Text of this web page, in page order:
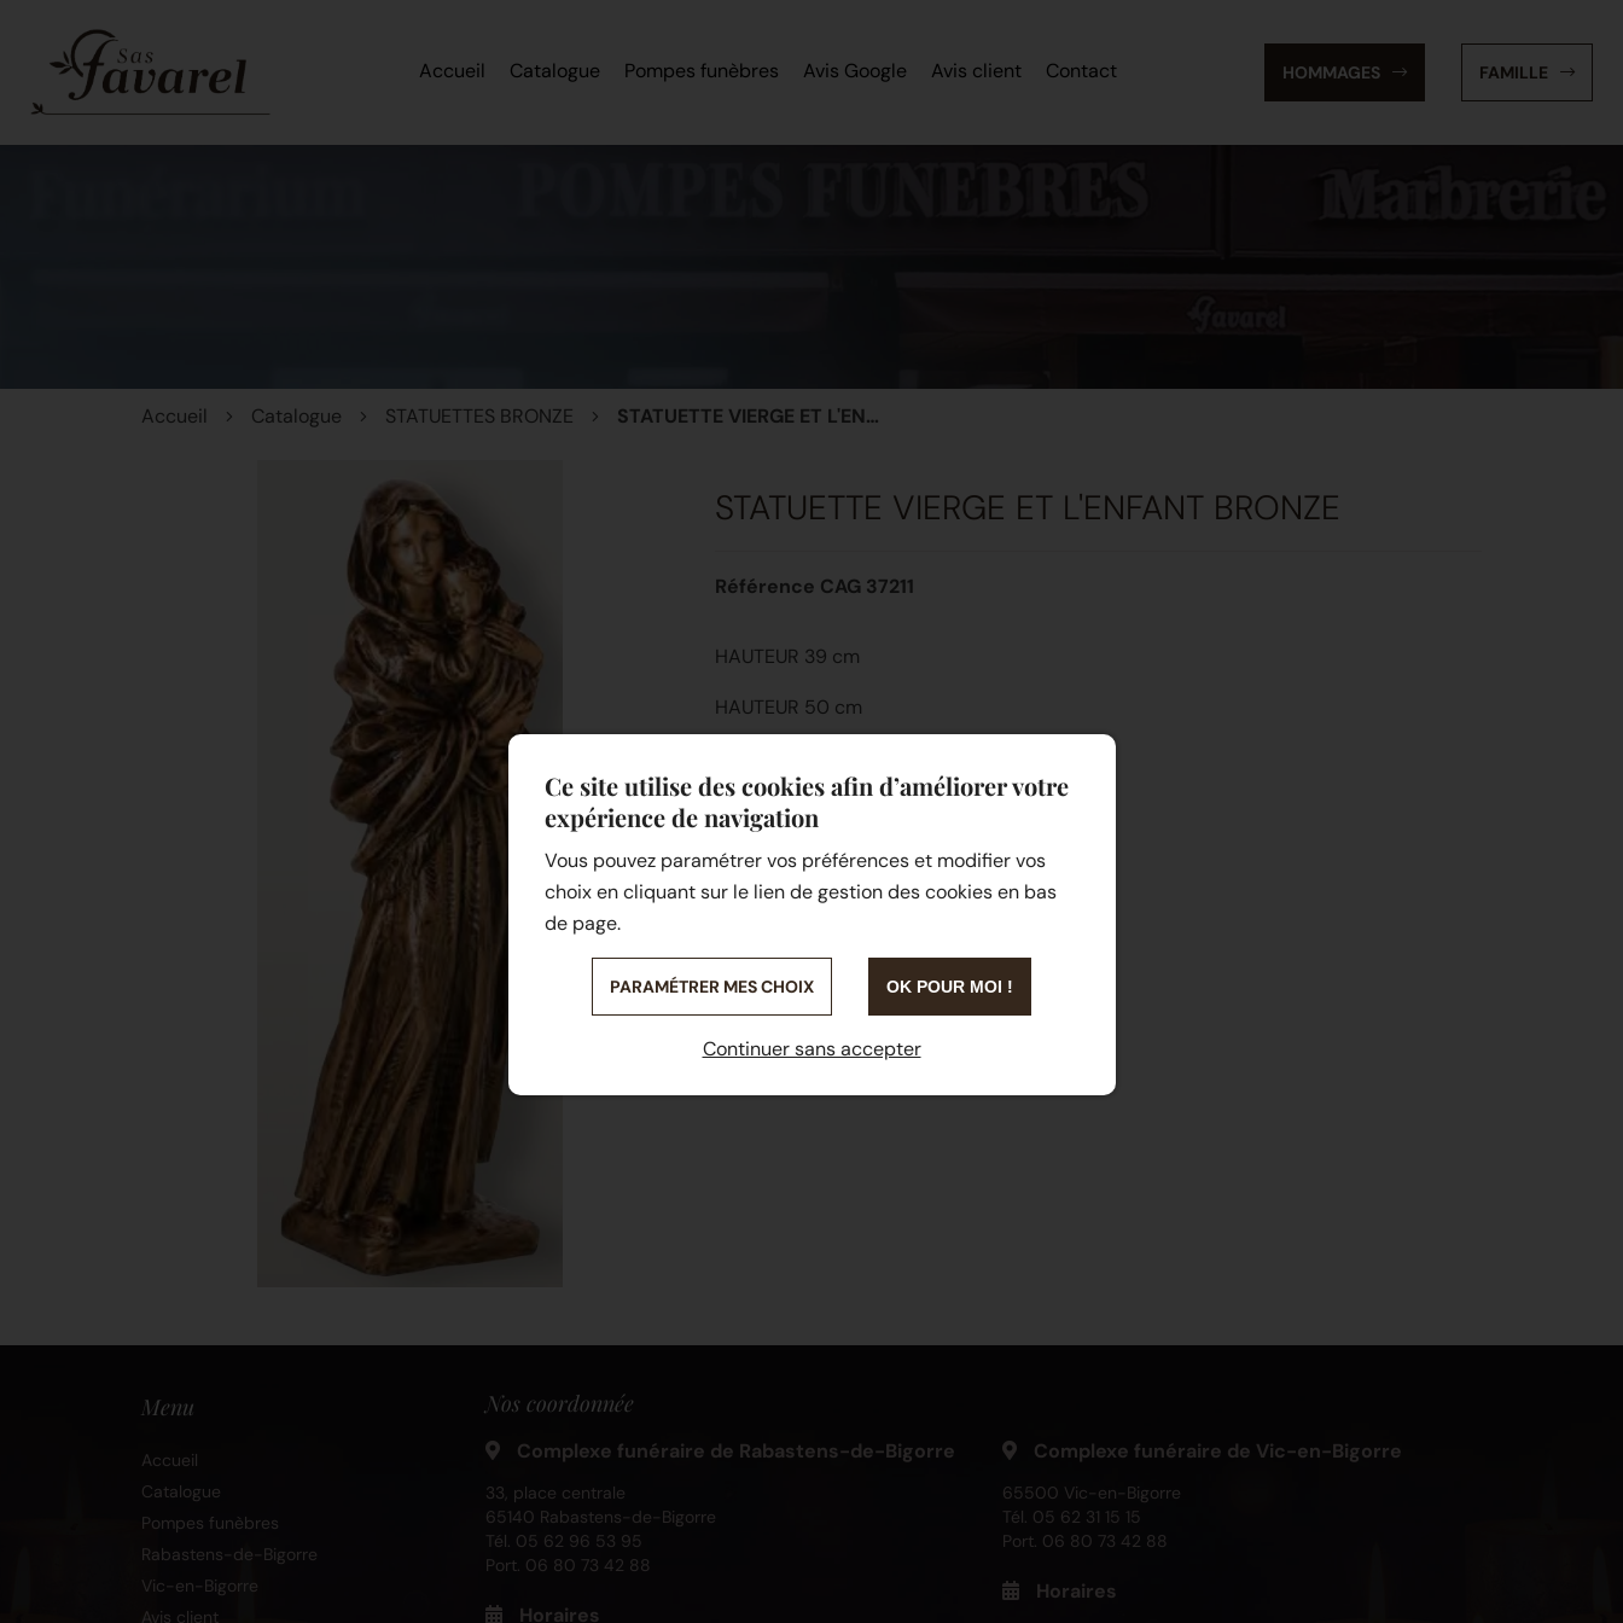
HOMMAGES
Accueil Catalogue Pompes funèbres Avis Google Avis client Contact FAMILLE
Accueil Catalogue STATUETTES BRONZE STATUETTE VIERGE ET L'ENFANT BRONZE
STATUETTE VIERGE ET L'ENFANT BRONZE
Référence CAG 37211
HAUTEUR 39 cm
HAUTEUR 50 cm
Menu
Accueil
Catalogue
Pompes funèbres
Rabastens-de-Bigorre
Vic-en-Bigorre
Avis client
Nos coordonnée
Complexe funéraire de Rabastens-de-Bigorre
33, place centrale
65140 Rabastens-de-Bigorre
Tél. 05 62 96 53 95
Port. 06 80 73 42 88
Horaires
Complexe funéraire de Vic-en-Bigorre
65500 Vic-en-Bigorre
Tél. 05 62 31 15 15
Port. 06 80 73 42 88
Horaires
Ce site utilise des cookies afin d’améliorer votre
expérience de navigation
Vous pouvez paramétrer vos préférences et modifier vos
choix en cliquant sur le lien de gestion des cookies en bas
de page.
PARAMÉTRER MES CHOIX OK POUR MOI !
Continuer sans accepter